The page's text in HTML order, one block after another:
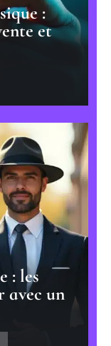
:
et
: les
avec un